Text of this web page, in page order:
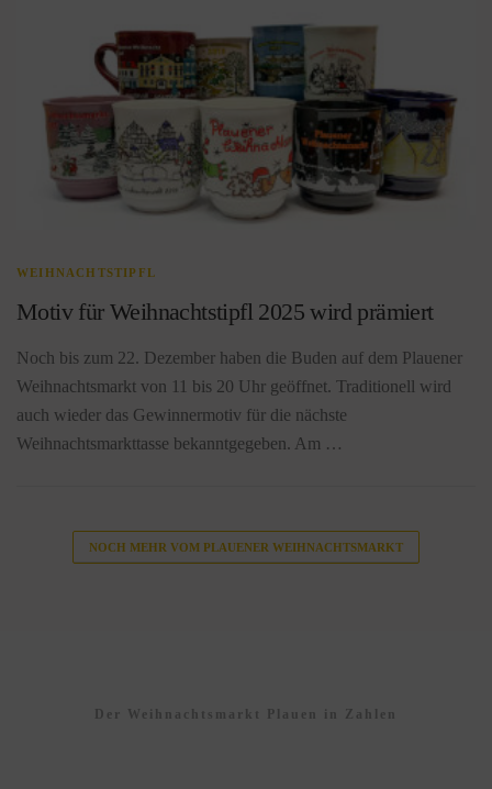
WEIHNACHTSTIPFL
Motiv für Weihnachtstipfl 2025 wird prämiert
Noch bis zum 22. Dezember haben die Buden auf dem Plauener
Weihnachtsmarkt von 11 bis 20 Uhr geöffnet. Traditionell wird
auch wieder das Gewinnermotiv für die nächste
Weihnachtsmarkttasse bekanntgegeben. Am …
NOCH MEHR VOM PLAUENER WEIHNACHTSMARKT
Der Weihnachtsmarkt Plauen in Zahlen